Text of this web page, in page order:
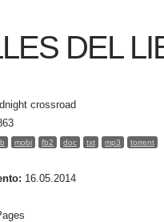
DEL
crossroad
mobi fb2 doc txt mp3 torrent
16.05.2014